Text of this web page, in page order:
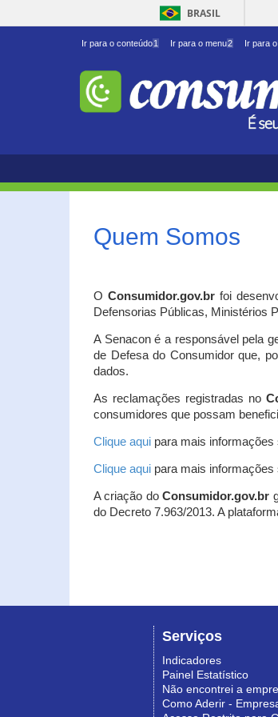
BRASIL
Ir para o conteúdo1 Ir para o menu2 Ir para
Quem Somos
OConsumidor.gov.br foi
Defensorias Públicas, Ministérios
A Senacon é a responsável pela
de Defesa do Consumidor que,
dados.
As reclamações registradas no
consumidores que possam
Clique aqui para mais informações
Clique aqui para mais
A criação doConsumidor.gov.br
do Decreto 7.963/2013. A
Serviços
Indicadores
Painel Estatístico
Não encontrei a
Como Aderir -